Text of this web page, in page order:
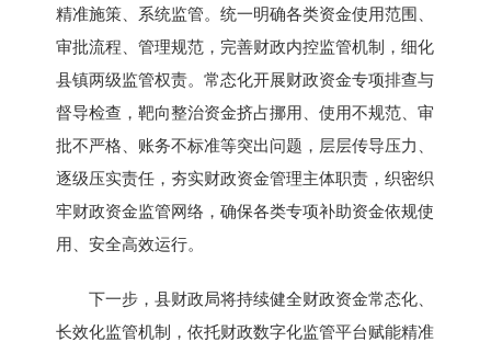
精准施策、系统监管。统一明确各类资金使用范围、
审批流程、管理规范，完善财政内控监管机制，细化
县镇两级监管权责。常态化开展财政资金专项排查与
督导检查，靶向整治资金挤占挪用、使用不规范、审
批不严格、账务不标准等突出问题，层层传导压力、
逐级压实责任，夯实财政资金管理主体职责，织密织
牢财政资金监管网络，确保各类专项补助资金依规使
用、安全高效运行。
下一步，县财政局将持续健全财政资金常态化、
长效化监管机制，依托财政数字化监管平台赋能精准